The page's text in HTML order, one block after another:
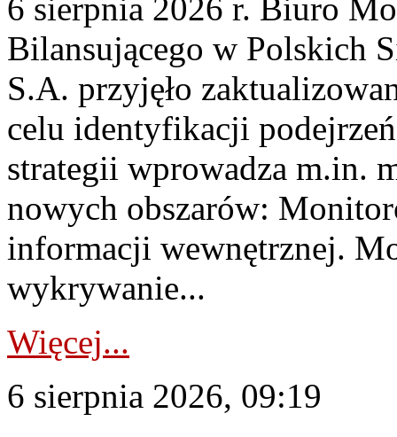
6 sierpnia 2026 r. Biuro
Bilansującego w Polskich
S.A. przyjęło
celu identyfikacji
strategii wprowadza m.in.
nowych obszarów:
informacji wewnętrznej.
wykrywanie...
Więcej...
6 sierpnia 2026, 09:19